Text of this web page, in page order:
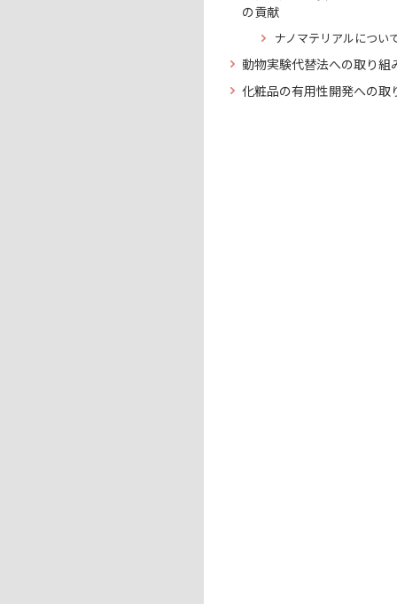
の貢献
ナノマテリアルについ
動物実験代替法への取り組
化粧品の有用性開発への取